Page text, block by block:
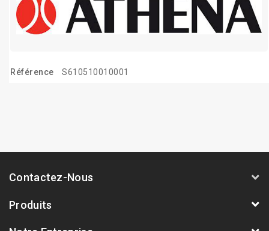
Référence S610510010001
Contactez-Nous
Produits